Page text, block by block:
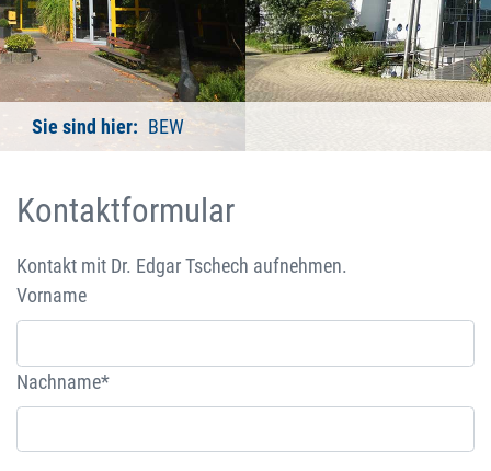
Sie sind hier: BEW
Kontaktformular
Kontakt mit Dr. Edgar Tschech aufnehmen.
Vorname
Nachname*